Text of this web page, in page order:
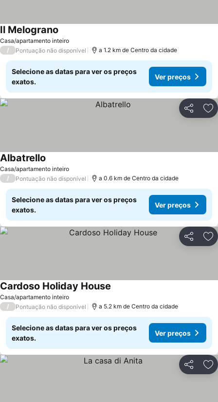
Casa/apartamento inteiro
Il Melograno
/ Pontuação não disponível a 1.2 km de Centro da cidade
Selecione as datas para ver os preços
exatos.
Ver preços
Partilhar
Casa/apartamento inteiro
Albatrello
/ Pontuação não disponível a 0.6 km de Centro da cidade
Selecione as datas para ver os preços
exatos.
Ver preços
Partilhar
Casa/apartamento inteiro
Cardoso Holiday House
/ Pontuação não disponível a 5.2 km de Centro da cidade
Selecione as datas para ver os preços
exatos.
Ver preços
Partilhar